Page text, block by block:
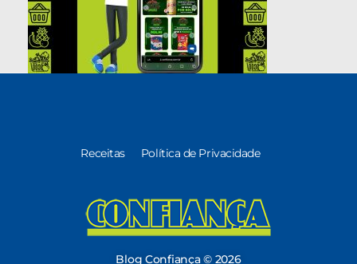
Receitas Política de Privacidade
Blog Confiança © 2026